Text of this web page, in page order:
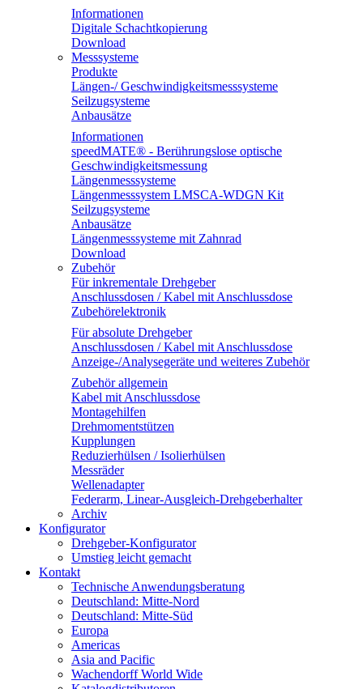
Informationen
Digitale Schachtkopierung
Download
Messsysteme
Produkte
Längen-/ Geschwindigkeitsmesssysteme
Seilzugsysteme
Anbausätze
Informationen
speedMATE® - Berührungslose optische
Geschwindigkeitsmessung
Längenmesssysteme
Längenmesssystem LMSCA-WDGN Kit
Seilzugsysteme
Anbausätze
Längenmesssysteme mit Zahnrad
Download
Zubehör
Für inkrementale Drehgeber
Anschlussdosen / Kabel mit Anschlussdose
Zubehörelektronik
Für absolute Drehgeber
Anschlussdosen / Kabel mit Anschlussdose
Anzeige-/Analysegeräte und weiteres Zubehör
Zubehör allgemein
Kabel mit Anschlussdose
Montagehilfen
Drehmomentstützen
Kupplungen
Reduzierhülsen / Isolierhülsen
Messräder
Wellenadapter
Federarm, Linear-Ausgleich-Drehgeberhalter
Archiv
Konfigurator
Drehgeber-Konfigurator
Umstieg leicht gemacht
Kontakt
Technische Anwendungsberatung
Deutschland: Mitte-Nord
Deutschland: Mitte-Süd
Europa
Americas
Asia and Pacific
Wachendorff World Wide